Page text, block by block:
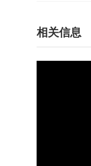
相关信息